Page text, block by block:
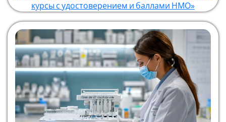
курсы с удостоверением и баллами НМО»